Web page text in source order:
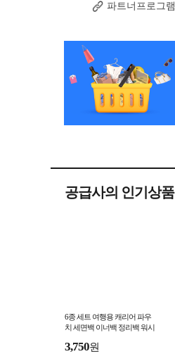
파트너프로그램
공급사의 인기상품
6종 세트 여행용 캐리어 파우
치 세면백 이너백 정리백 워시
3,750원